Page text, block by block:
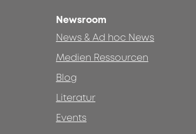
Newsroom
News & Ad hoc News
Medien Ressourcen
Blog
Literatur
Events